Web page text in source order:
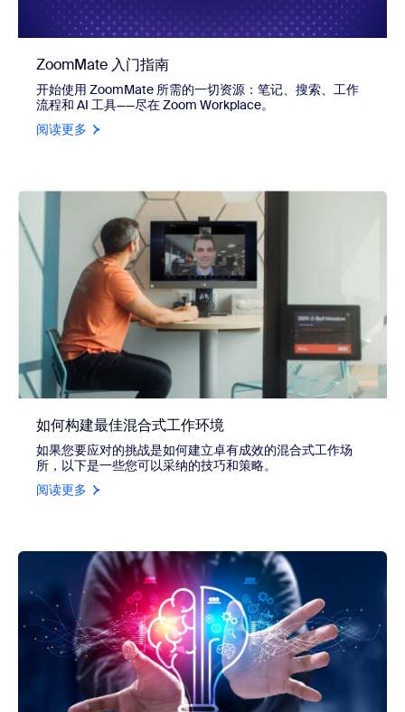
ZoomMate 入门指南
开始使用 ZoomMate 所需的一切资源：笔记、搜索、工作
流程和 AI 工具——尽在 Zoom Workplace。
阅读更多
如何构建最佳混合式工作环境
如果您要应对的挑战是如何建立卓有成效的混合式工作场
所，以下是一些您可以采纳的技巧和策略。
阅读更多